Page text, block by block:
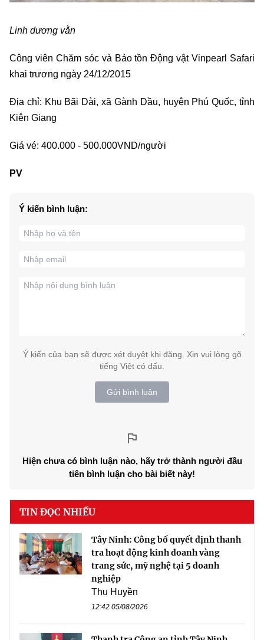
Linh dương vằn
Công viên Chăm sóc và Bảo tồn Động vật Vinpearl Safari
khai trương ngày 24/12/2015
Địa chỉ: Khu Bãi Dài, xã Gành Dầu, huyện Phú Quốc, tỉnh
Kiên Giang
Giá vé: 400.000 - 500.000VND/người
PV
Ý kiến bình luận:
Ý kiến của bạn sẽ được xét duyệt khi đăng. Xin vui lòng gõ
tiếng Việt có dấu.
Gửi bình luận
Hiện chưa có bình luận nào, hãy trở thành người đầu
tiên bình luận cho bài biết này!
TIN ĐỌC NHIỀU
Tây Ninh: Công bố quyết định thanh
tra hoạt động kinh doanh vàng
trang sức, mỹ nghệ tại 5 doanh
nghiệp
Thu Huyền
12:42 05/08/2026